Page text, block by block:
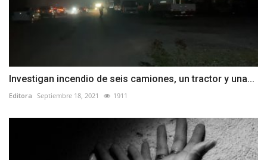
Investigan incendio de seis camiones, un tractor y una...
Editora Septiembre 18, 2021 1911